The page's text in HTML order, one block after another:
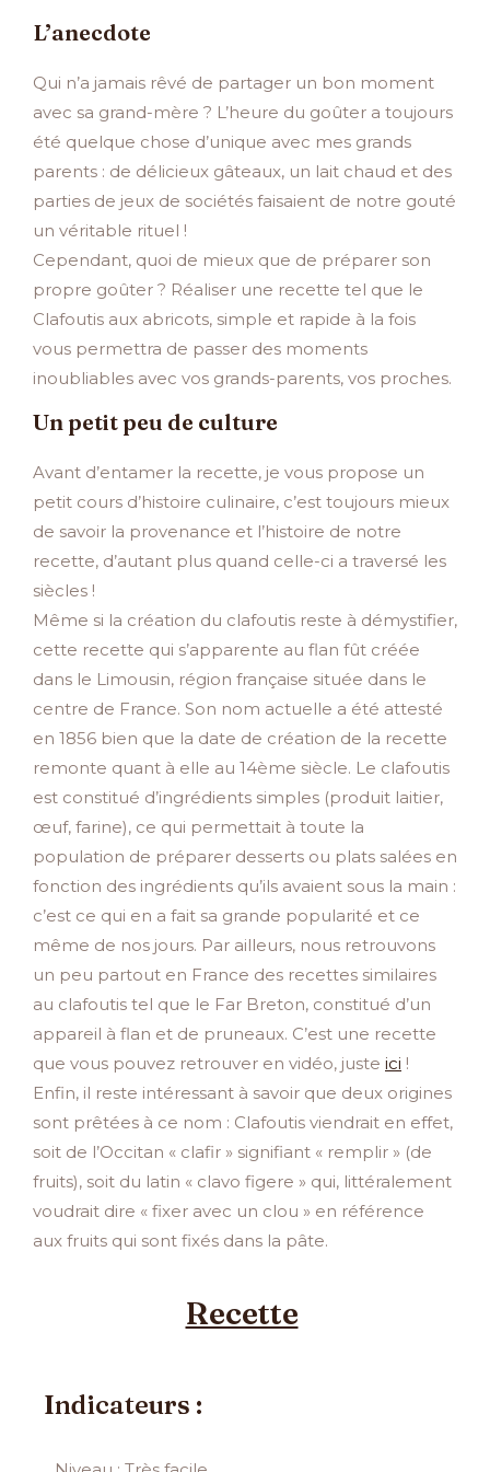
L’anecdote
Qui n’a jamais rêvé de partager un bon moment
avec sa grand-mère ? L’heure du goûter a toujours
été quelque chose d’unique avec mes grands
parents : de délicieux gâteaux, un lait chaud et des
parties de jeux de sociétés faisaient de notre gouté
un véritable rituel !
Cependant, quoi de mieux que de préparer son
propre goûter ? Réaliser une recette tel que le
Clafoutis aux abricots, simple et rapide à la fois
vous permettra de passer des moments
inoubliables avec vos grands-parents, vos proches.
Un petit peu de culture
Avant d’entamer la recette, je vous propose un
petit cours d’histoire culinaire, c’est toujours mieux
de savoir la provenance et l’histoire de notre
recette, d’autant plus quand celle-ci a traversé les
siècles !
Même si la création du clafoutis reste à démystifier,
cette recette qui s’apparente au flan fût créée
dans le Limousin, région française située dans le
centre de France. Son nom actuelle a été attesté
en 1856 bien que la date de création de la recette
remonte quant à elle au 14ème siècle. Le clafoutis
est constitué d’ingrédients simples (produit laitier,
œuf, farine), ce qui permettait à toute la
population de préparer desserts ou plats salées en
fonction des ingrédients qu’ils avaient sous la main :
c’est ce qui en a fait sa grande popularité et ce
même de nos jours. Par ailleurs, nous retrouvons
un peu partout en France des recettes similaires
au clafoutis tel que le Far Breton, constitué d’un
appareil à flan et de pruneaux. C’est une recette
que vous pouvez retrouver en vidéo, juste ici !
Enfin, il reste intéressant à savoir que deux origines
sont prêtées à ce nom : Clafoutis viendrait en effet,
soit de l’Occitan « clafir » signifiant « remplir » (de
fruits), soit du latin « clavo figere » qui, littéralement
voudrait dire « fixer avec un clou » en référence
aux fruits qui sont fixés dans la pâte.
Recette
Indicateurs :